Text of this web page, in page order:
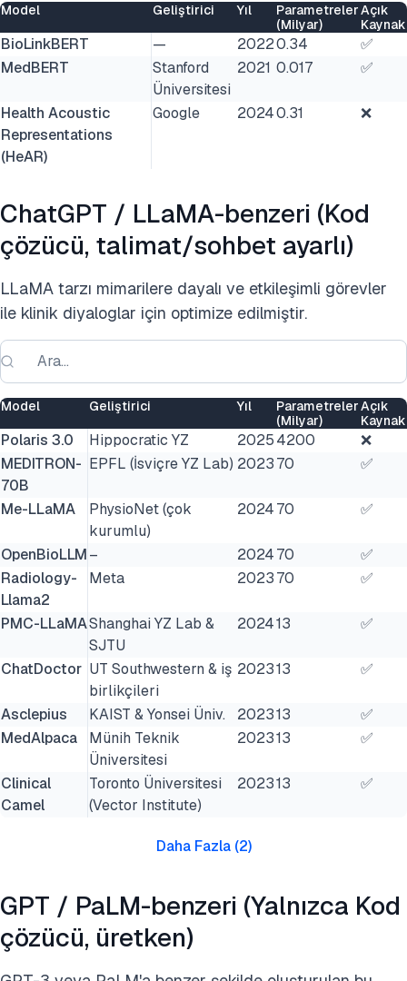
Model Geliştirici Yıl
Parametreler
(Milyar)
Açık
Kaynak
BioLinkBERT — 20220.34
✅
MedBERT
Stanford
Üniversitesi
2021 0.017 ✅
Health Acoustic
Representations
(HeAR)
Google 20240.31 ❌
ChatGPT / LLaMA-benzeri (Kod
çözücü, talimat/sohbet ayarlı)
LLaMA tarzı mimarilere dayalı ve etkileşimli görevler
ile klinik diyaloglar için optimize edilmiştir.
Model Geliştirici Yıl
Parametreler
(Milyar)
Açık
Kaynak
Polaris 3.0 Hippocratic YZ 20254200
❌
MEDITRON-
70B
EPFL (İsviçre YZ Lab) 202370 ✅
Me-LLaMA
PhysioNet (çok
kurumlu)
202470 ✅
OpenBioLLM– 202470
✅
Radiology-
Llama2
Meta 202370 ✅
PMC-LLaMAShanghai YZ Lab &
SJTU
202413 ✅
ChatDoctor UT Southwestern & iş
birlikçileri
202313 ✅
Asclepius KAIST & Yonsei Üniv. 202313
✅
MedAlpaca
Münih Teknik
Üniversitesi
202313 ✅
Clinical
Camel
Toronto Üniversitesi
(Vector Institute)
202313 ✅
Daha Fazla(2)
GPT / PaLM-benzeri (Yalnızca Kod
çözücü, üretken)